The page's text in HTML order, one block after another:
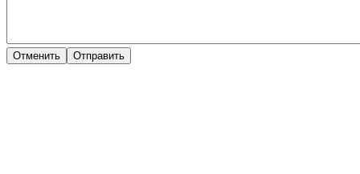
Отменить Отправить